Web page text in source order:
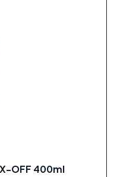
OFF 400ml